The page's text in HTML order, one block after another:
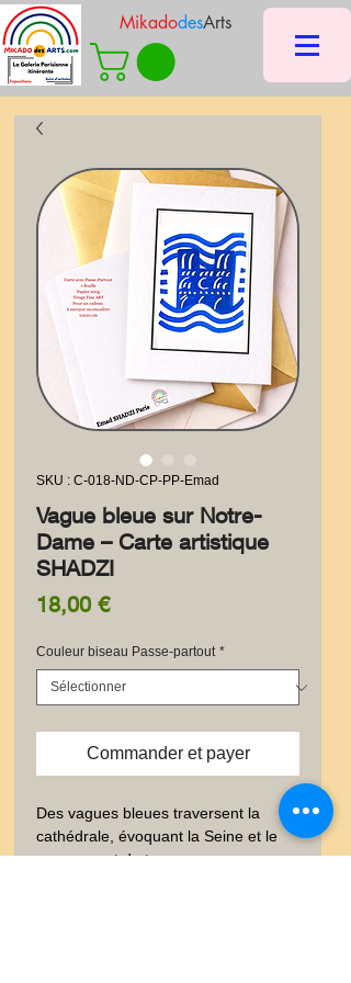
MikadodesArts
SKU : C-018-ND-CP-PP-Emad
Vague bleue sur Notre-
Dame – Carte artistique
SHADZI
18,00 €Prix
Couleur biseau Passe-partout *
Commander et payer
Des vagues bleues traversent la
cathédrale, évoquant la Seine et le
mouvement du temps.